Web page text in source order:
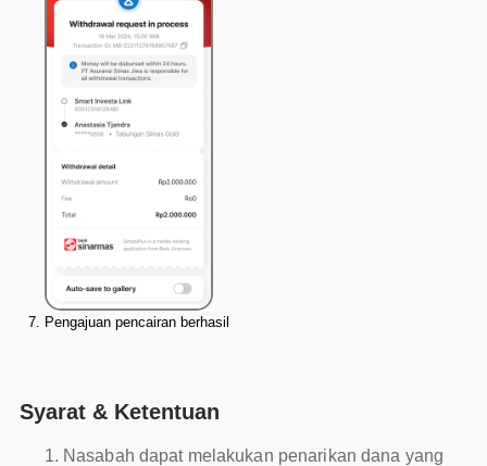
7. Pengajuan pencairan berhasil
Syarat & Ketentuan
Nasabah dapat melakukan penarikan dana yang